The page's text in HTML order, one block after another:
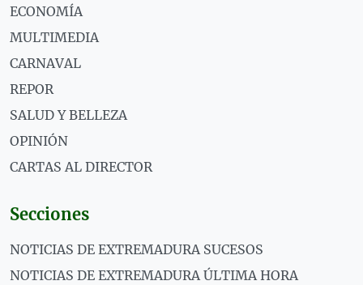
ECONOMÍA
MULTIMEDIA
CARNAVAL
REPOR
SALUD Y BELLEZA
OPINIÓN
CARTAS AL DIRECTOR
Secciones
NOTICIAS DE EXTREMADURA SUCESOS
NOTICIAS DE EXTREMADURA ÚLTIMA HORA